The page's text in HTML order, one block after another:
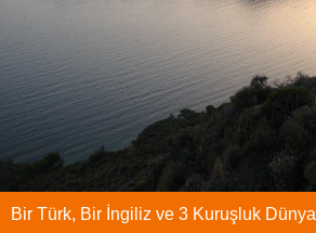
Bir Türk, Bir İngiliz ve 3 Kuruşluk Dünya